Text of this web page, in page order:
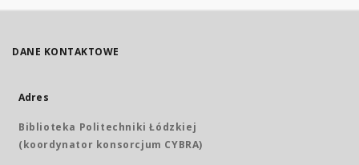
DANE KONTAKTOWE
Adres
Biblioteka Politechniki Łódzkiej
(koordynator konsorcjum CYBRA)